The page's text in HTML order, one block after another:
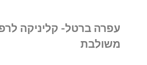
עפרה ברטל- קליניקה
משולבת